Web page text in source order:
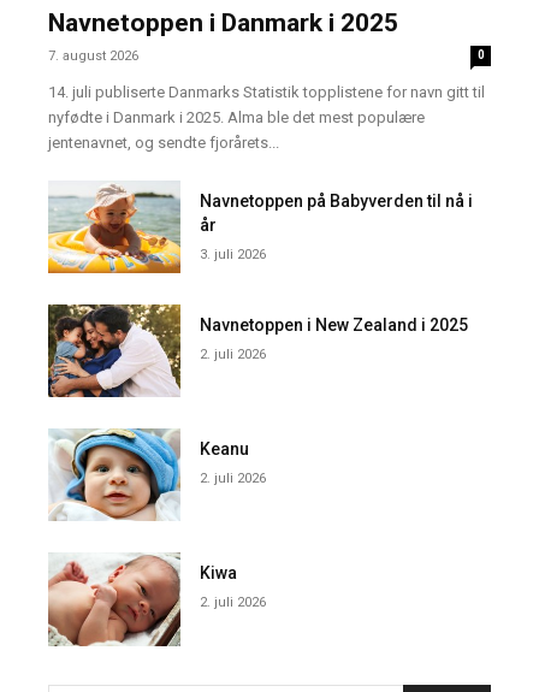
Navnetoppen i Danmark i 2025
7. august 2026 0
14. juli publiserte Danmarks Statistik topplistene for navn gitt til
nyfødte i Danmark i 2025. Alma ble det mest populære
jentenavnet, og sendte fjorårets...
Navnetoppen på Babyverden til nå i
år
3. juli 2026
Navnetoppen i New Zealand i 2025
2. juli 2026
Keanu
2. juli 2026
Kiwa
2. juli 2026